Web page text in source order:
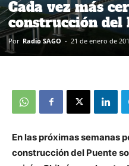
Cada vez más
construcción del
Por Radio SAGO - 21 de enero de
En las próximas semanas
construcción del Puente